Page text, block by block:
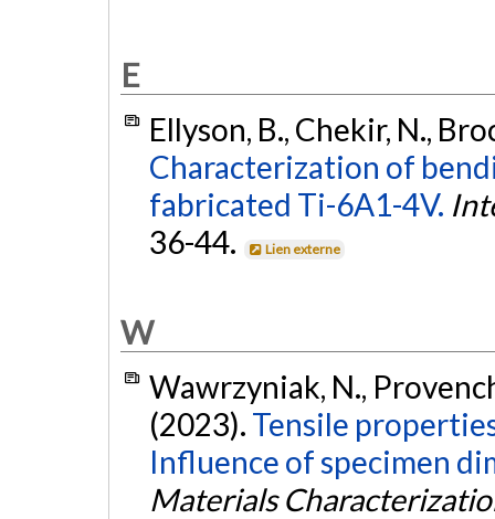
E
Ellyson, B., Chekir, N.,
Characterization of
fabricated Ti-6A1-4V.
36-44.
Lien externe
W
Wawrzyniak, N.,
(2023). Tensile
Influence of specimen
Materials